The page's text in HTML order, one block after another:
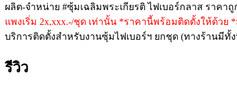
ผลิต-จำหน่าย #ซุ้มเฉลิมพระเกียรติ ไฟเบอร์กลาส ราค
แพงเริ่ม 2x,xxx.-/ชุด เท่านั้น *ราคานี้พร้อมติดตั้งให้ด้ว
บริการติดตั้งสำหรับงานซุ้มไฟเบอร์ฯ ยกชุด (ทางร้านมี
รีวิว